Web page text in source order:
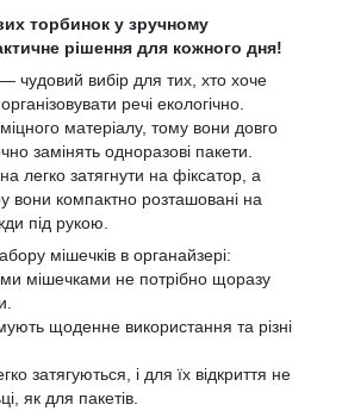
торбинок у зручному
рішення для кожного дня!
чудовий вибір для тих, хто хоче
речі екологічно.
матеріалу, тому вони довго
замінять одноразові пакети.
легко затягнути на фіксатор, а
вони компактно розташовані на
під рукою.
мішечків в органайзері:
мішечками не потрібно щоразу
щоденне використання та різні
затягуються, і для їх відкриття не
як для пакетів.